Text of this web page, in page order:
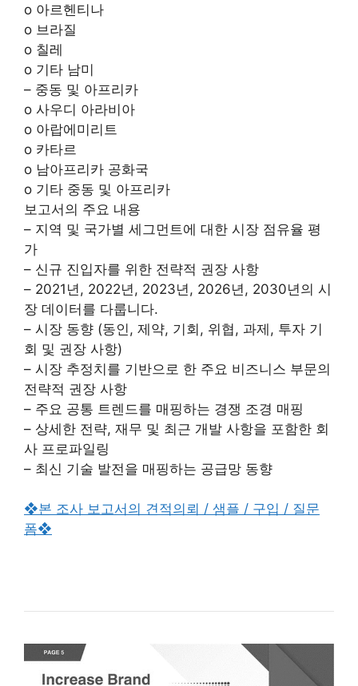
o 아르헨티나
o 브라질
o 칠레
o 기타 남미
– 중동 및 아프리카
o 사우디 아라비아
o 아랍에미리트
o 카타르
o 남아프리카 공화국
o 기타 중동 및 아프리카
보고서의 주요 내용
– 지역 및 국가별 세그먼트에 대한 시장 점유율 평
가
– 신규 진입자를 위한 전략적 권장 사항
– 2021년, 2022년, 2023년, 2026년, 2030년의 시
장 데이터를 다룹니다.
– 시장 동향 (동인, 제약, 기회, 위협, 과제, 투자 기
회 및 권장 사항)
– 시장 추정치를 기반으로 한 주요 비즈니스 부문의
전략적 권장 사항
– 주요 공통 트렌드를 매핑하는 경쟁 조경 매핑
– 상세한 전략, 재무 및 최근 개발 사항을 포함한 회
사 프로파일링
– 최신 기술 발전을 매핑하는 공급망 동향
❖본 조사 보고서의 견적의뢰 / 샘플 / 구입 / 질문
폼❖